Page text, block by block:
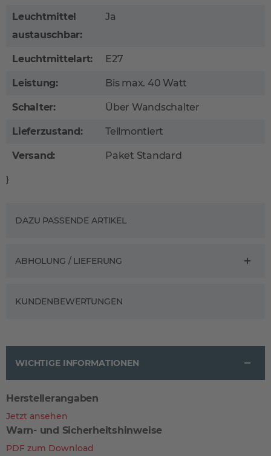
Leuchtmittel
austauschbar:
Ja
Leuchtmittelart: E27
Leistung: Bis max. 40 Watt
Schalter: Über Wandschalter
Lieferzustand: Teilmontiert
Versand: Paket Standard
}
DAZU PASSENDE ARTIKEL
ABHOLUNG / LIEFERUNG
KUNDENBEWERTUNGEN
WICHTIGE INFORMATIONEN
Herstellerangaben
Jetzt ansehen
Warn- und Sicherheitshinweise
PDF zum Download